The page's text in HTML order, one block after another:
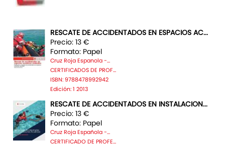
RESCATE DE ACCIDENTADOS EN ESPACIOS AC...
Precio: 13 €
Formato: Papel
Cruz Roja Espanola -...
CERTIFICADOS DE PROF...
ISBN: 9788478992942
Edición: 1 2013
RESCATE DE ACCIDENTADOS EN INSTALACION...
Precio: 13 €
Formato: Papel
Cruz Roja Española -...
CERTIFICADO DE PROFE...